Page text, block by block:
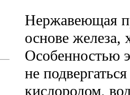
Нержавеющая
основе железа,
Особенностью
не
кислородом,